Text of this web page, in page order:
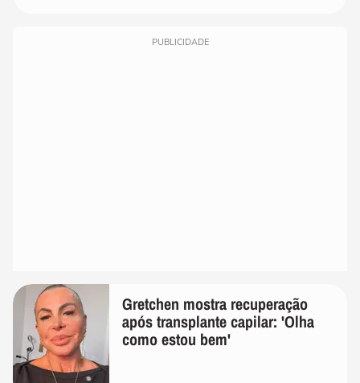
PUBLICIDADE
Gretchen mostra recuperação
após transplante capilar: 'Olha
como estou bem'